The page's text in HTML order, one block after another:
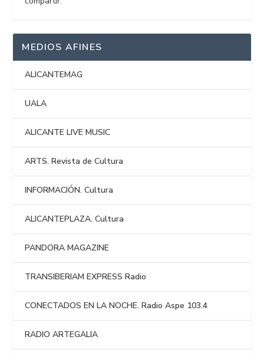
MEDIOS AFINES
ALICANTEMAG
UALA
ALICANTE LIVE MUSIC
ARTS. Revista de Cultura
INFORMACIÓN. Cultura
ALICANTEPLAZA. Cultura
PANDORA MAGAZINE
TRANSIBERIAM EXPRESS Radio
CONECTADOS EN LA NOCHE. Radio Aspe 103.4
RADIO ARTEGALIA